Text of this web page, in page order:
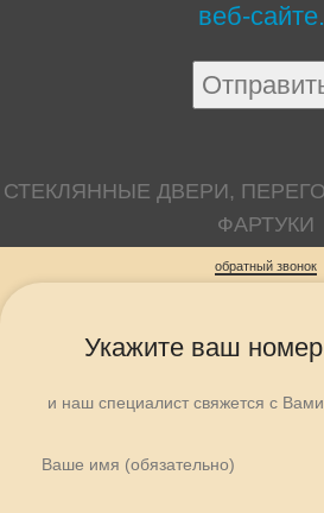
веб-
СТЕКЛЯННЫЕ ДВЕРИ,
ФАРТУКИ
обратный звонок
Укажите ваш
и наш специалист свяжется с